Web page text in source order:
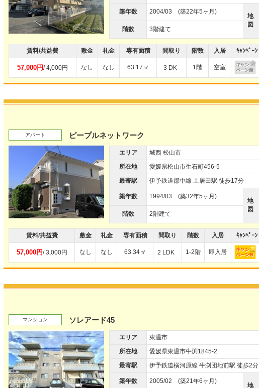
築年数 2004/03 (築22年5ヶ月)
地
図
階数 3階建て
賃料/共益費 敷金 礼金 専有面積 間取り 階数 入居 ｷｬﾝﾍﾟｰﾝ
57,000円/ 4,000円 なし なし 63.17㎡ 3 DK 1階 空室
アパート ピープルネットワーク
エリア
城西 松山市
所在地
愛媛県松山市生石町456-5
最寄駅
伊予鉄道郡中線 土居田駅 徒歩17分
築年数 1994/03 (築32年5ヶ月)
地
図
階数 2階建て
賃料/共益費 敷金 礼金 専有面積 間取り 階数 入居 ｷｬﾝﾍﾟｰﾝ
57,000円/ 3,000円 なし なし 63.34㎡ 2 LDK 1-2階 即入居
マンション ソレアード45
エリア
東温市
所在地
愛媛県東温市牛渕1845-2
最寄駅
伊予鉄道横河原線 牛渕団地前駅 徒歩2分
築年数 2005/02 (築21年6ヶ月)
地